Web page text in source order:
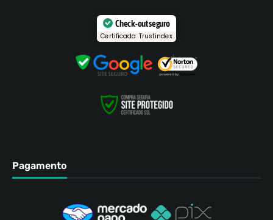
Check-out seguro
Certificado: Trustindex
Pagamento